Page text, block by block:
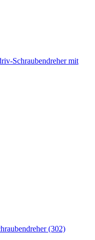
Schraubendreher mit
(302)